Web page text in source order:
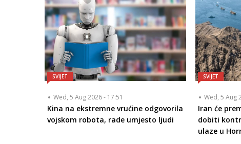
SVIJET
Wed, 5 Aug 2026 - 17:51
Kina na ekstremne vrućine odgovorila
vojskom robota, rade umjesto ljudi
SVIJET
Wed, 5 Aug
Iran će
dobiti
ulaze u